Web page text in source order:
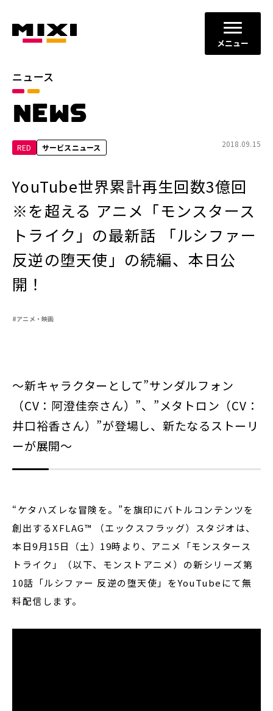
メニュー
ニュース
NEWS
RED サービスニュース 2018.09.15
YouTube世界累計再生回数3億回
※を超える アニメ「モンスタース
トライク」の最新話 「ルシファー
反逆の堕天使」の続編、本日公
開！
#アニメ・映画
～新キャラクターとして”サンダルフォン
（CV：阿澄佳奈さん）”、”メタトロン（CV：
井口裕香さん）”が登場し、新たなるストーリ
ーが展開～
“ケタハズレな冒険を。”を旗印にバトルコンテンツを
創出するXFLAG™ （エックスフラッグ）スタジオは、
本日9月15日（土）19時より、アニメ「モンスタース
トライク」（以下、モンストアニメ）の新シリーズ第
10話「ルシファー 反逆の堕天使」をYouTubeにて無
料配信します。
カテゴリ
お知らせ
2026年 2025年